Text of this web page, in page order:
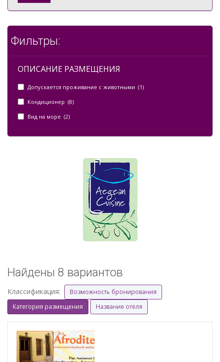
Фильтры:
ОПИСАНИЕ РАЗМЕЩЕНИЯ
Допускается проживание с животными (1)
Кондиционер (8)
Вид на море (2)
Найдены 8 вариантов
Классификация:
Возможность бронирования
Категория размещения
Название отеля